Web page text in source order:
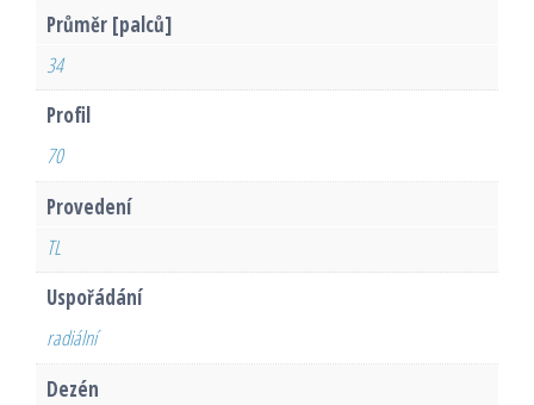
Průměr [palců]
34
Profil
70
Provedení
TL
Uspořádání
radiální
Dezén